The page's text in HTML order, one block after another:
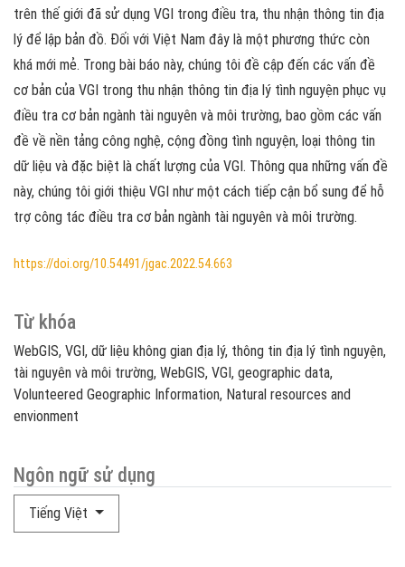
Từ khóa
WebGIS VGI dữ liệu không gian địa lý thông tin địa lý tình nguyện
tài nguyên và môi trường WebGIS VGI geographic data
Volunteered Geographic Information Natural resources and
envionment
Ngôn ngữ sử dụng
Tiếng Việt
trên thế giới đã sử dụng VGI trong điều tra, thu nhận thông tin địa
lý để lập bản đồ. Đối với Việt Nam đây là một phương thức còn
khá mới mẻ. Trong bài báo này, chúng tôi đề cập đến các vấn đề
cơ bản của VGI trong thu nhận thông tin địa lý tình nguyện phục vụ
điều tra cơ bản ngành tài nguyên và môi trường, bao gồm các vấn
đề về nền tảng công nghệ, cộng đồng tình nguyện, loại thông tin
dữ liệu và đặc biệt là chất lượng của VGI. Thông qua những vấn đề
này, chúng tôi giới thiệu VGI như một cách tiếp cận bổ sung để hỗ
trợ công tác điều tra cơ bản ngành tài nguyên và môi trường.
https://doi.org/10.54491/jgac.2022.54.663